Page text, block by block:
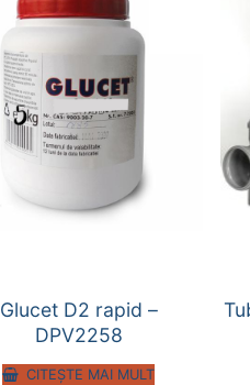
Glucet D2 rapid –
DPV2258
CITEȘTE MAI MULT